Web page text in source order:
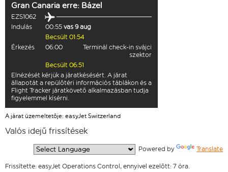
Gran Canaria erre: Bázel
EZS1062
Indulás
00:55 vas 9 aug
Becsült 01:54
Érkezés
06:00
Terminál check-in svájci
szektor
Becsült 06:51
Elnézését kérjük a járatkésésért. A járat
állapotát a repülőtéri információs táblákon és a
Flight Tracker járatkövető alkalmazásban tudja
figyelemmel kísérni.
A járat üzemeltetője: easyJet Switzerland
Valós idejű frissítések
Powered by Translate
Frissítette: easyJet Operations Control, ennyivel ezelőtt: 7 óra.